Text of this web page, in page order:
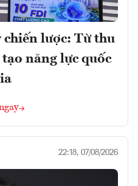
chiến lược: Từ thu
năng lực quốc
22:18, 07/08/2026